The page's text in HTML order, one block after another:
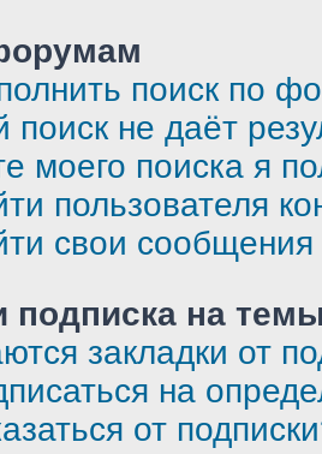
поиск по
не даёт
моего поиска я
пользователя
свои
подписка на
закладки от
на
от